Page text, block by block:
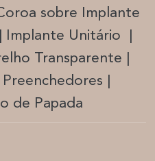
sobre Implante
Implante Unitário |
Transparente |
|
de Papada